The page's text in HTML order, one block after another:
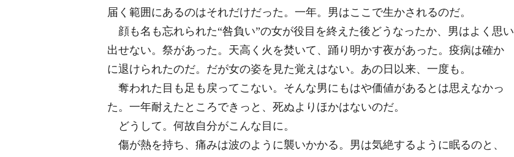
届く範囲にあるのはそれだけだった。一年。男はここで生かされるのだ。
顔も名も忘れられた“咎負い”の女が役目を終えた後どうなったか、男はよく思い
出せない。祭があった。天高く火を焚いて、踊り明かす夜があった。疫病は確か
に退けられたのだ。だが女の姿を見た覚えはない。あの日以来、一度も。
奪われた目も足も戻ってこない。そんな男にもはや価値があるとは思えなかっ
た。一年耐えたところできっと、死ぬよりほかはないのだ。
どうして。何故自分がこんな目に。
傷が熱を持ち、痛みは波のように襲いかかる。男は気絶するように眠るのと、